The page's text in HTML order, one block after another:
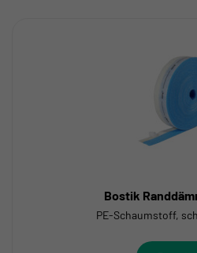
Bostik
PE-Schaumstoff,